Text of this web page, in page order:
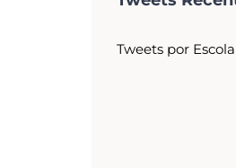
Tweets por